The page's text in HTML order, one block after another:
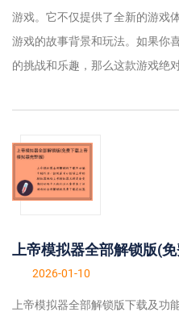
游戏。它不仅提供了全新的游戏
游戏的故事背景和玩法。如果你
的挑战和乐趣，那么这款游戏绝
上帝模拟器全部解锁版(
2026-01-10
上帝模拟器全部解锁版下载及功